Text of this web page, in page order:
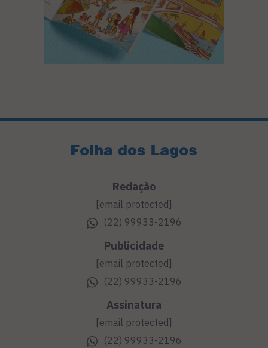
Redação
[email protected]
(22) 99933-2196
Publicidade
[email protected]
(22) 99933-2196
Assinatura
[email protected]
(22) 99933-2196